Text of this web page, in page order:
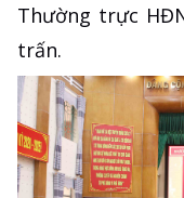
Thường trực
trấn.